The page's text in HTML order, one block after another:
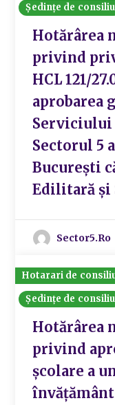
Ședințe de consiliu
Hotărârea
privind
HCL 121/
aprobarea
Serviciului
Sectorul 5
București
Edilitară și
Sector5.ro
Hotarari de
Ședințe de consiliu
Hotărârea
privind
şcolare a